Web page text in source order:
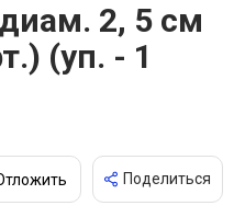
2, 5 см
(уп. - 1
Поделиться